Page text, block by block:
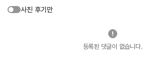
사진 후기만
등록된 댓글이 없습니다.